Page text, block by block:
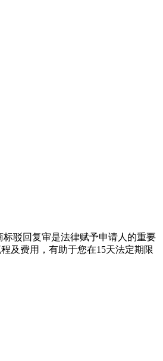
驳回复审是法律赋予申请人的重要
及费用，有助于您在15天法定期限